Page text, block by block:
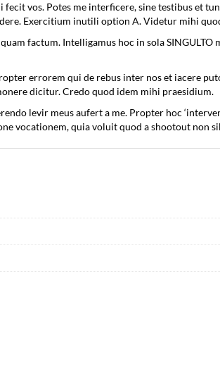
vos. Potes me interficere, sine testibus et
Exercitium inutili option A. Videtur mihi
factum. Intelligamus hoc in sola SINGULTO
errorem qui de rebus inter nos et iacere
dicitur. Credo quod idem mihi praesidium.
levir meus aufert a me. Propter hoc
vocationem, quia voluit quod a shootout non